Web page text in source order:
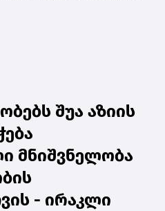
შუა აზიის
მნიშვნელობა
- ირაკლი